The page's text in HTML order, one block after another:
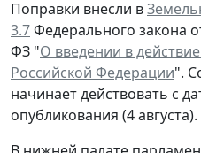
Поправки внесли в
3.7Федерального закона
ФЗ "О введении в
Российской Федерации".
начинает действовать с
опубликования (4 августа).